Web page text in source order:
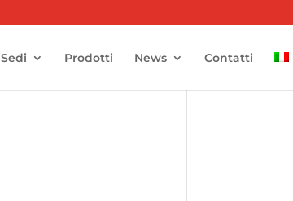
Sedi Prodotti News Contatti